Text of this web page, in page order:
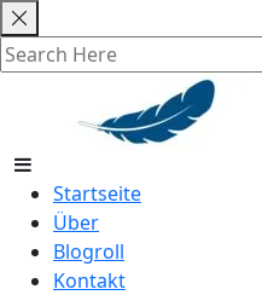
Skip
to
content
Startseite
Über
Blogroll
Kontakt